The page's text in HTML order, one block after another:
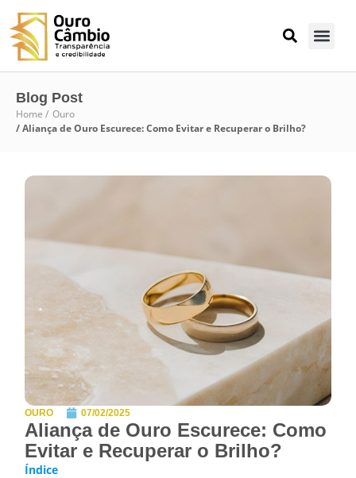
Blog Post
Home / Ouro
/ Aliança de Ouro Escurece: Como Evitar e Recuperar o Brilho?
OURO 07/02/2025
Aliança de Ouro Escurece: Como
Evitar e Recuperar o Brilho?
Índice